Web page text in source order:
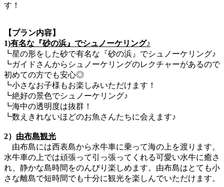
す！
【プラン内容】
1)有名な『砂の浜』でシュノーケリング♪
┗星の形をした砂で有名な『砂の浜』でシュノーケリング♪
┗ガイドさんからシュノーケリングのレクチャーがあるので
初めての方でも安心◎
┗小さなお子様もお楽しみいただけます！
┗絶好の景色でシュノーケリング♪
┗海中の透明度は抜群！
┗数えきれないほどのお魚さんたちに会えます♪
2） 由布島観光
由布島には西表島から水牛車に乗って海の上を渡ります。
水牛車の上では頑張って引っ張ってくれる可愛い水牛に癒さ
れ、静かな島時間をのんびり楽しめます。由布島はとても小
さな離島で短時間でも十分に観光を楽しんでいただけます。